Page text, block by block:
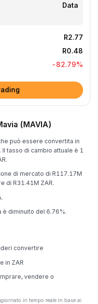
Data
R2.77
R0.48
-82.79%
(MAVIA)
può essere convertita in
tasso di cambio attuale è 1
di mercato di R117.17M
di R31.41M ZAR.
diminuito del 6.76%.
convertire
in ZAR
vendere o
in tempo reale in base ai